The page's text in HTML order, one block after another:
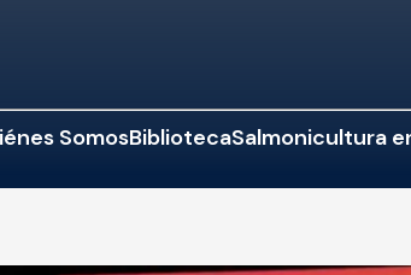
SomosBibliotecaSalmonicultura